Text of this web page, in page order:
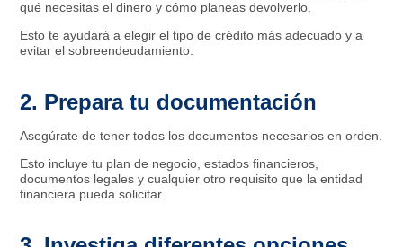
qué necesitas el dinero y cómo planeas devolverlo.
Esto te ayudará a elegir el tipo de crédito más adecuado y a
evitar el sobreendeudamiento.
2. Prepara tu documentación
Asegúrate de tener todos los documentos necesarios en orden.
Esto incluye tu plan de negocio, estados financieros,
documentos legales y cualquier otro requisito que la entidad
financiera pueda solicitar.